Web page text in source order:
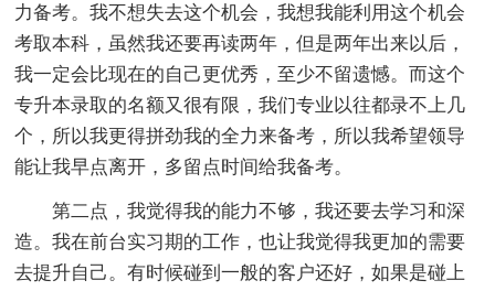
力备考。我不想失去这个机会，我想我能利用这个机会
考取本科，虽然我还要再读两年，但是两年出来以后，
我一定会比现在的自己更优秀，至少不留遗憾。而这个
专升本录取的名额又很有限，我们专业以往都录不上几
个，所以我更得拼劲我的全力来备考，所以我希望领导
能让我早点离开，多留点时间给我备考。
第二点，我觉得我的能力不够，我还要去学习和深
造。我在前台实习期的工作，也让我觉得我更加的需要
去提升自己。有时候碰到一般的客户还好，如果是碰上